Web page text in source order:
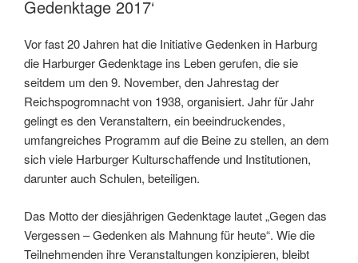
Gedenktage 2017‘
Vor fast 20 Jahren hat die Initiative Gedenken in Harburg
die Harburger Gedenktage ins Leben gerufen, die sie
seitdem um den 9. November, den Jahrestag der
Reichspogromnacht von 1938, organisiert. Jahr für Jahr
gelingt es den Veranstaltern, ein beeindruckendes,
umfangreiches Programm auf die Beine zu stellen, an dem
sich viele Harburger Kulturschaffende und Institutionen,
darunter auch Schulen, beteiligen.
Das Motto der diesjährigen Gedenktage lautet „Gegen das
Vergessen – Gedenken als Mahnung für heute“. Wie die
Teilnehmenden ihre Veranstaltungen konzipieren, bleibt